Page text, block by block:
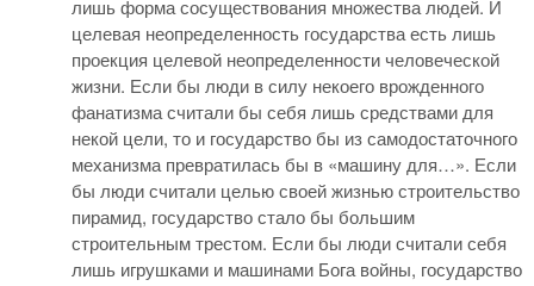
лишь форма сосуществования множества людей. И
целевая неопределенность государства есть лишь
проекция целевой неопределенности человеческой
жизни. Если бы люди в силу некоего врожденного
фанатизма считали бы себя лишь средствами для
некой цели, то и государство бы из самодостаточного
механизма превратилась бы в «машину для…». Если
бы люди считали целью своей жизнью строительство
пирамид, государство стало бы большим
строительным трестом. Если бы люди считали себя
лишь игрушками и машинами Бога войны, государство